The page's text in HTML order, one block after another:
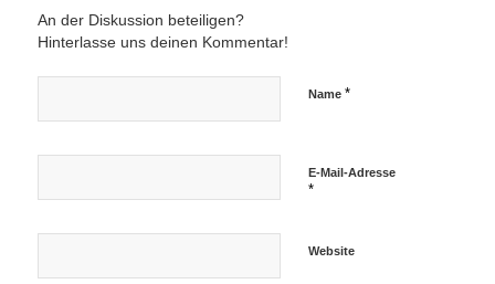
An der Diskussion beteiligen?
Hinterlasse uns deinen Kommentar!
Name *
E-Mail-Adresse
*
Website